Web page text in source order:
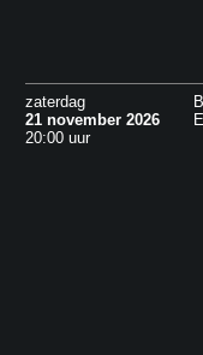
zaterdag
21 november 2026
20:00 uur